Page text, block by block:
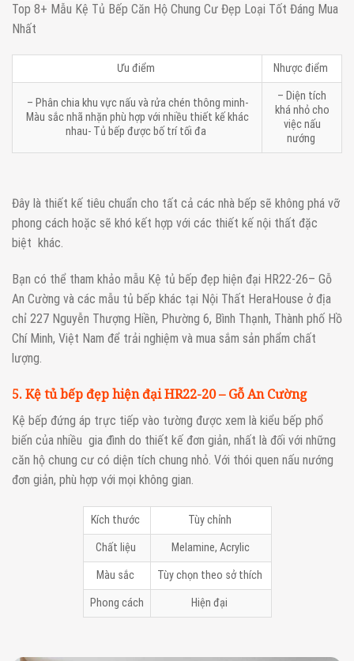
Top 8+ Mẫu Kệ Tủ Bếp Căn Hộ Chung Cư Đẹp Loại Tốt Đáng Mua
Nhất
Ưu điểm Nhược điểm
– Phân chia khu vực nấu và rửa chén thông minh-
Màu sắc nhã nhặn phù hợp với nhiều thiết kế khác
nhau- Tủ bếp được bố trí tối đa
– Diện tích
khá nhỏ cho
việc nấu
nướng
Đây là thiết kế tiêu chuẩn cho tất cả các nhà bếp sẽ không phá vỡ
phong cách hoặc sẽ khó kết hợp với các thiết kế nội thất đặc
biệt khác.
Bạn có thể tham khảo mẫu Kệ tủ bếp đẹp hiện đại HR22-26– Gỗ
An Cường và các mẫu tủ bếp khác tại Nội Thất HeraHouse ở địa
chỉ 227 Nguyễn Thượng Hiền, Phường 6, Bình Thạnh, Thành phố Hồ
Chí Minh, Việt Nam để trải nghiệm và mua sắm sản phẩm chất
lượng.
5. Kệ tủ bếp đẹp hiện đại HR22-20 – Gỗ An Cường
Kệ bếp đứng áp trực tiếp vào tường được xem là kiểu bếp phổ
biến của nhiều gia đình do thiết kế đơn giản, nhất là đối với những
căn hộ chung cư có diện tích chung nhỏ. Với thói quen nấu nướng
đơn giản, phù hợp với mọi không gian.
Kích thước Tùy chỉnh
Chất liệu Melamine, Acrylic
Màu sắc Tùy chọn theo sở thích
Phong cách Hiện đại